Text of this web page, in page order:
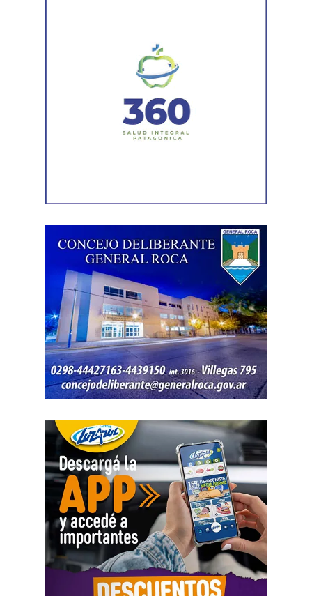
sectores más deteriorados y mejorar las condiciones de